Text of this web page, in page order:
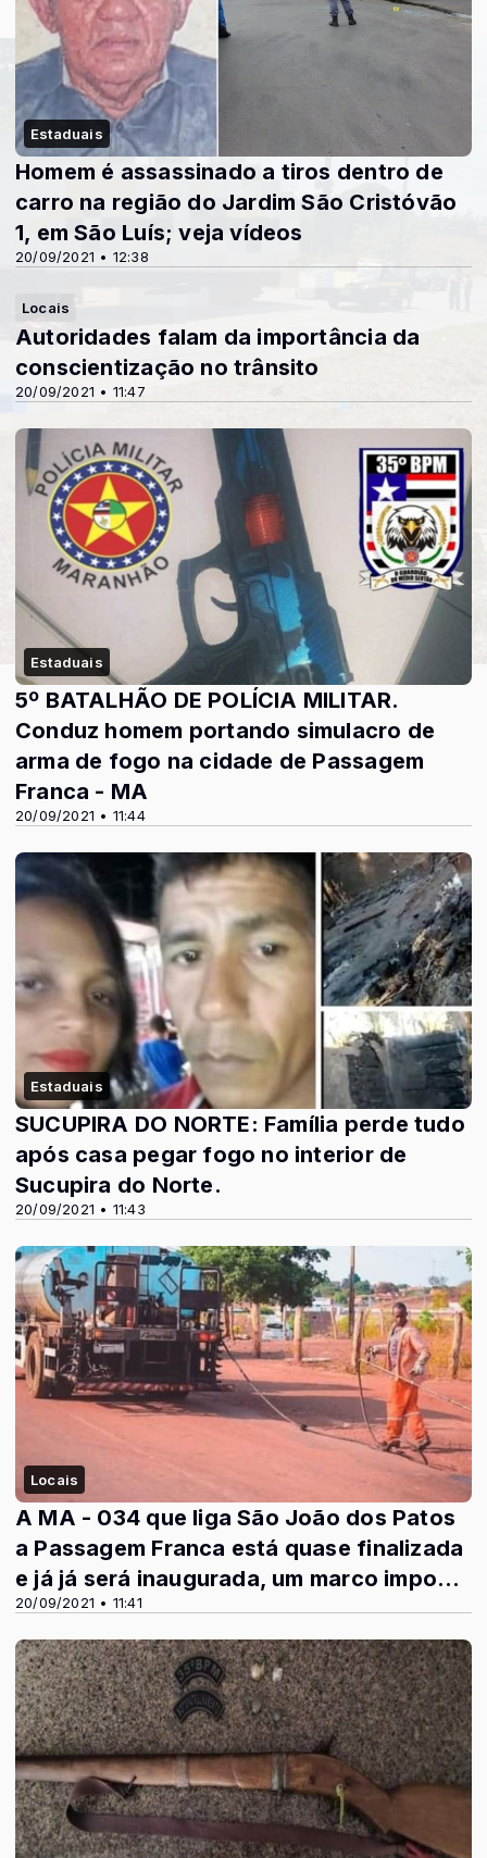
Estaduais
20/09/2021 • 12:38
Homem é assassinado a tiros dentro de
carro na região do Jardim São Cristóvão
1, em São Luís; veja vídeos
Locais
20/09/2021 • 11:47
Autoridades falam da importância da
conscientização no trânsito
Estaduais
20/09/2021 • 11:44
5º BATALHÃO DE POLÍCIA MILITAR.
Conduz homem portando simulacro de
arma de fogo na cidade de Passagem
Franca - MA
Estaduais
20/09/2021 • 11:43
SUCUPIRA DO NORTE: Família perde tudo
após casa pegar fogo no interior de
Sucupira do Norte.
Locais
20/09/2021 • 11:41
A MA - 034 que liga São João dos Patos
a Passagem Franca está quase finalizada
e já já será inaugurada, um marco impo...